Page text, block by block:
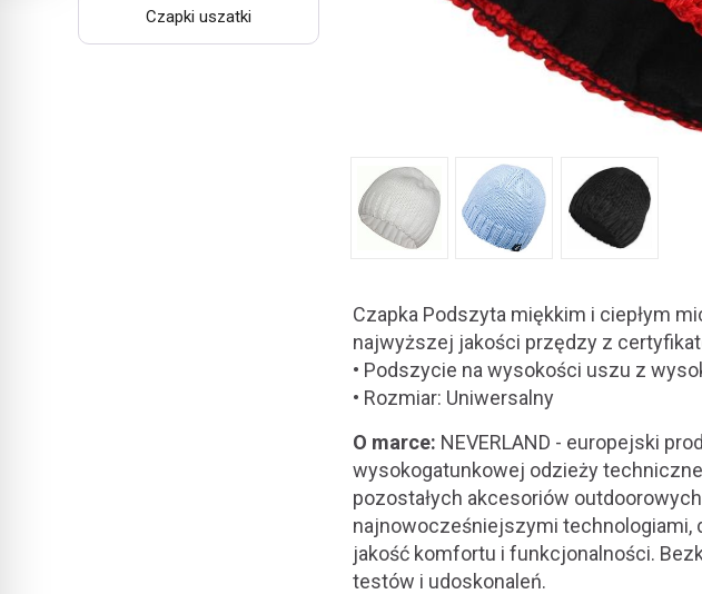
Czapka Podszyta miękkim i ciepłym
najwyższej jakości przędzy z
• Podszycie na wysokości uszu z
• Rozmiar: Uniwersalny
O marce: NEVERLAND - europejski
wysokogatunkowej odzieży
pozostałych akcesoriów
najnowocześniejszymi
jakość komfortu i funkcjonalności.
testów i udoskonaleń.
Czapki uszatki